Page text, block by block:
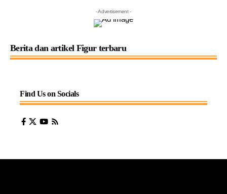
- Advertisement -
Berita dan artikel Figur terbaru
Find Us on Socials